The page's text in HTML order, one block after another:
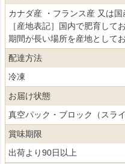
カナダ産 ・フランス産 又は国
［産地表記］国内で肥育して
期間が長い場所を産地としてお
配達方法
冷凍
お届け状態
真空パック・ブロック（スラ
賞味期限
出荷より90日以上